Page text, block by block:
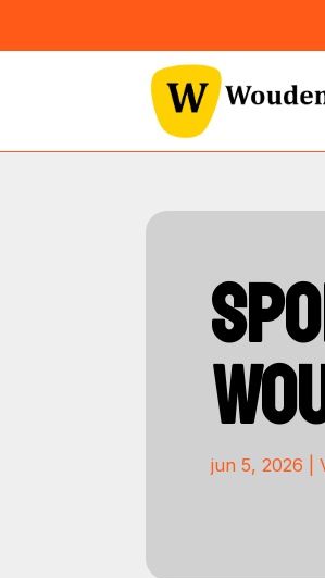
jun 5, 2026 |